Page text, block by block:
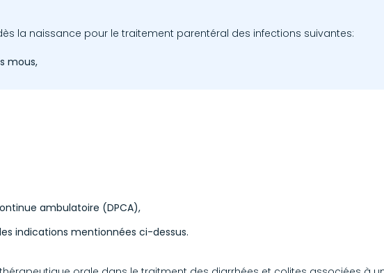
la naissance pour le traitement parentéral des infections suivantes:
mous,
ambulatoire (DPCA),
indications mentionnées ci-dessus.